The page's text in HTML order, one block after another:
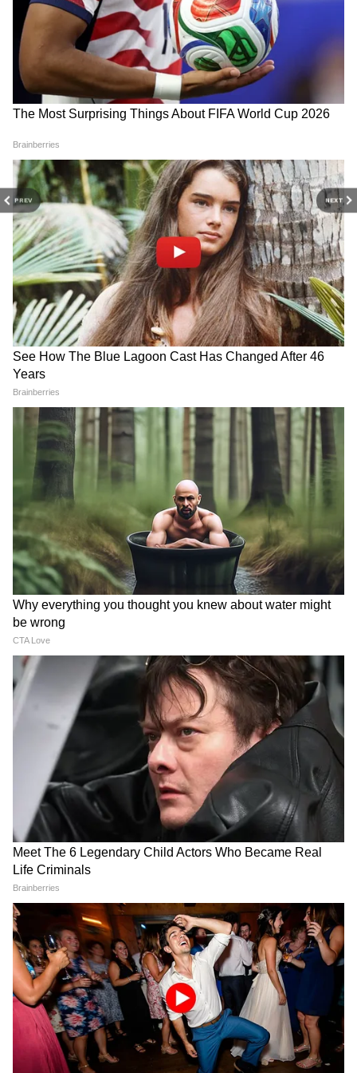
PREV NEXT
ভাটিয়া, রাম্যা কৃষ্ণান, যোগী বাবু , বসত্ত রবি ,
বিনায়কান উল্লেখযোগ্য চরিত্রে রয়েছে। জ্যাকি
শ্রফকেও বিশেষ চরিত্রে দেখা গেছে এই ছবিতে। ১০
আগাস্ট মুক্তি পেয়েছেন রজনীকান্তের 'জেলার'।
RECOMMENDED STORIES
Box Office: প্রথমবার ১ কোটির
নীচে নামল 'ওয়েলকাম টু দ্য
জঙ্গল', জেনে নিন সোমবারের
আয় কত?
Priyanka Chopra: 'শুনেছি
লিখেছিলেন নিক?
ভক্তদের চমক দিলেন 'ধুরন্ধর'
খ্যাত সারা অর্জুন, নতুন
ফোটোশ্যুটে নজর কাড়লেন
সকলের
Welcome to the Jungle: ১৭
দিনে কত টাকা আয় করল
অক্ষয়ের নতুন ছবি? জেনে নিন
এক ক্লিকে
LATEST VIDEOS
Samik Bhattacharya: কাশ্মীর মাঙ্গে
আজাদি স্লোগান তুললে একটাও মার বাইরে
পরবে না, Gen Zকে সতর্ক শমীকের
Chinsurah | বিধায়কের এক ধমকেই কেমন
'মিনমিন' করছে ঠিকাদার, মুহূর্তে বদলে গেল
ছবি!